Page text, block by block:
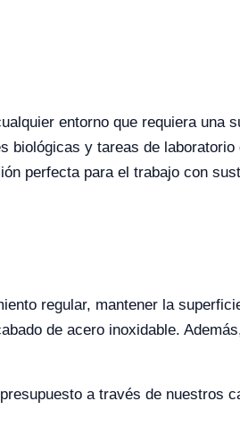
entorno que requiera una
biológicas y tareas de laboratorio
perfecta para el trabajo con
regular, mantener la
de acero inoxidable.
a través de nuestros